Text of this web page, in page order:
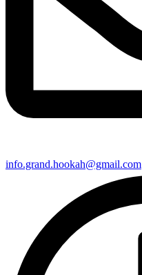
info.grand.hookah@gmail.com